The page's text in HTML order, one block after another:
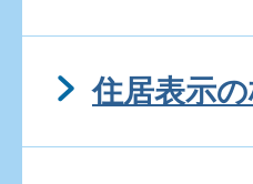
住居表示